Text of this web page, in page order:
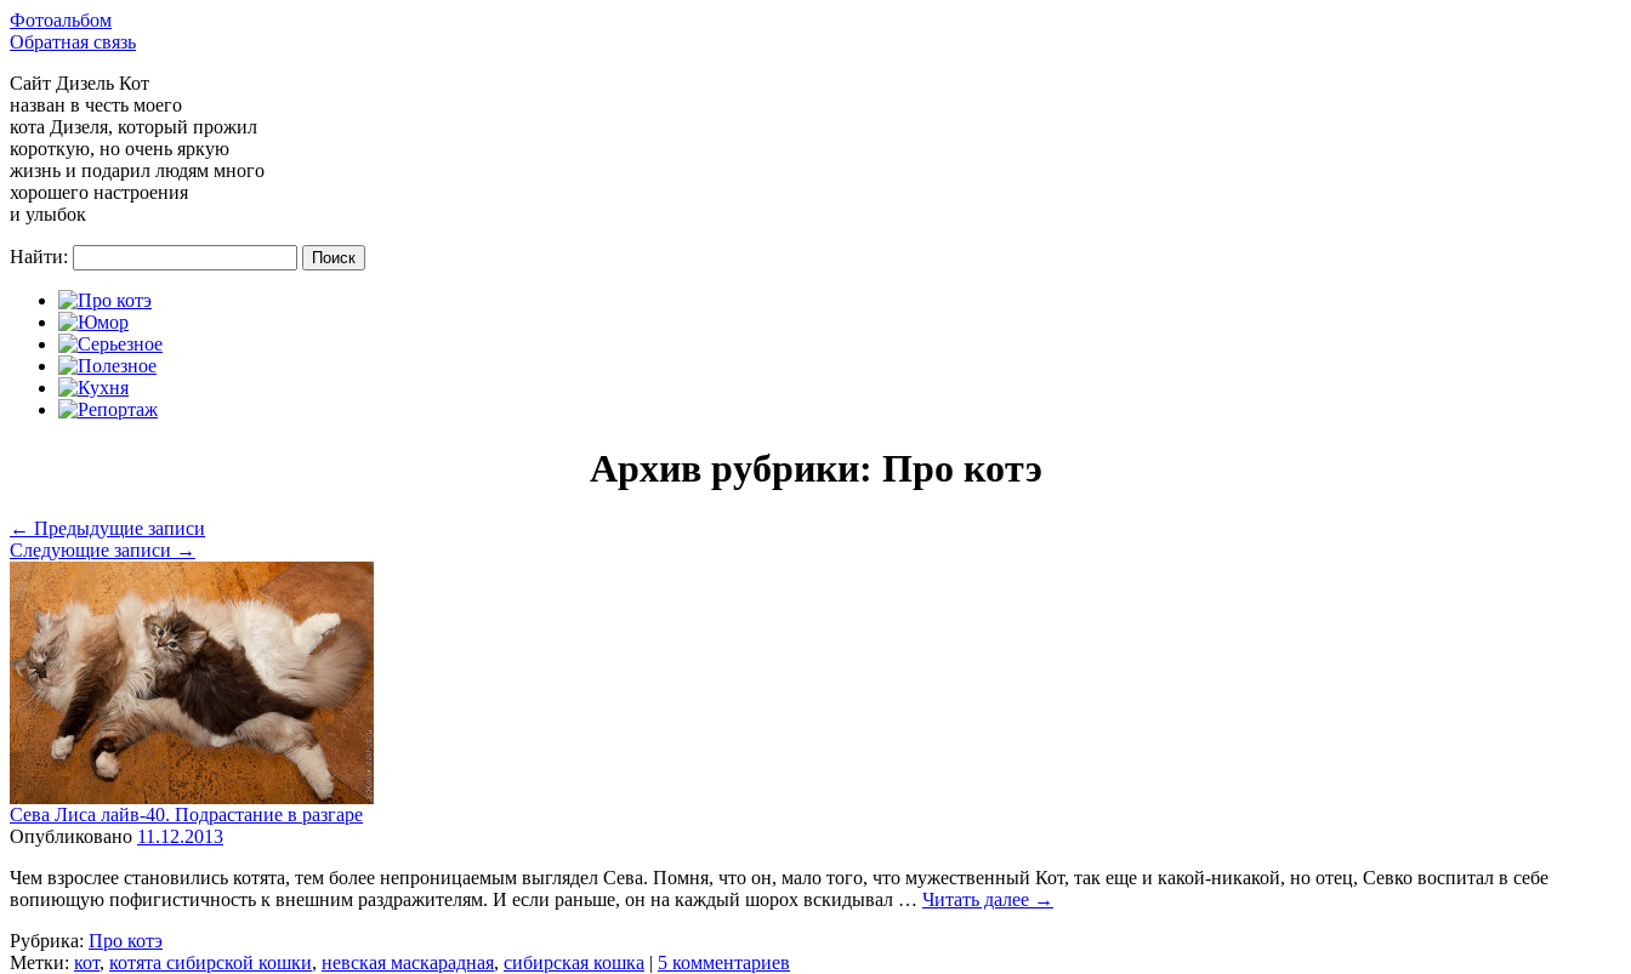
Фотоальбом
Обратная связь
Сайт Дизель Кот
назван в честь моего
кота Дизеля, который прожил
короткую, но очень яркую
жизнь и подарил людям много
хорошего настроения
и улыбок
Найти:
Архив рубрики: Про котэ
← Предыдущие записи
Следующие записи →
Сева Лиса лайв-40. Подрастание в разгаре
Опубликовано 11.12.2013
Чем взрослее становились котята, тем более непроницаемым выглядел Сева. Помня, что он, мало того, что мужественный Кот, так еще и какой-никакой, но отец, Севко воспитал в себе
вопиющую пофигистичность к внешним раздражителям. И если раньше, он на каждый шорох вскидывал … Читать далее →
Рубрика: Про котэ
Метки: кот, котята сибирской кошки, невская маскарадная, сибирская кошка | 5 комментариев